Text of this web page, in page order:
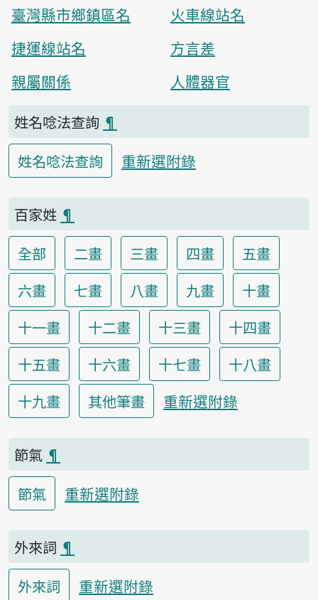
臺灣縣市鄉鎮區名
火車線站名
捷運線站名
方言差
親屬關係
人體器官
姓名唸法查詢 ¶
姓名唸法查詢
重新選附錄
百家姓 ¶
全部
二畫 三畫 四畫
五畫
六畫
七畫 八畫 九畫
十畫
十一畫
十二畫 十三畫
十四畫
十五畫
十六畫 十七畫
十八畫
十九畫
其他筆畫 重新選附錄
節氣 ¶
節氣
重新選附錄
外來詞 ¶
外來詞
重新選附錄